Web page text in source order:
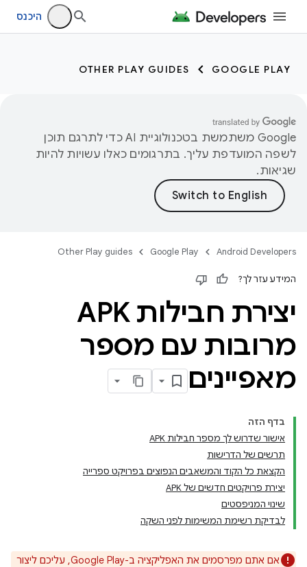
היכנס
GOOGLE PLAY
OTHER PLAY GUIDES
‫Google משתמשת בטכנולוגיית AI כדי לתרגם תוכן
לשפה המועדפת עליך. בתרגומים כאלו עשויות להיות
שגיאות.
Android Developers
Google Play
Other Play guides
המידע עזר לך?
יצירת חבילות APK
מרובות עם מספר
מאפיינים
בדף הזה
אישור שדרוש לך מספר חבילות APK
תרשים של הדרישות
הקצאת כל הקוד והמשאבים הנפוצים בפרויקט ספרייה
יצירת פרויקטים חדשים של APK
שינוי המניפסטים
לבדיקת רשימת המשימות לפני השקה
אם אתם מפרסמים את האפליקציה ב-Google Play, עליכם ליצור